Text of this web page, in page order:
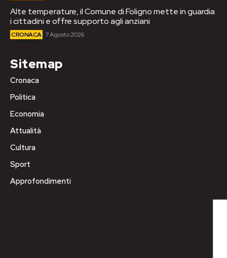
Alte temperature, il Comune di Foligno mette in guardia
i cittadini e offre supporto agli anziani
CRONACA 7 Agosto 2026
Sitemap
Cronaca
Politica
Economia
Attualità
Cultura
Sport
Approfondimenti